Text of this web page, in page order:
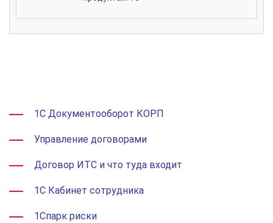
1С Документооборот КОРП
Управление договорами
Договор ИТС и что туда входит
1С Кабинет сотрудника
1Спарк риски